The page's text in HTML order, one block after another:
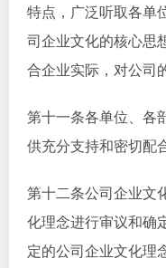
特点，广泛听取各单
司企业文化的核心思
合企业实际，对公司
第十一条各单位、各
供充分支持和密切配
第十二条公司企业文
化理念进行审议和确
定的公司企业文化理